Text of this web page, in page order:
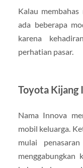
Kalau
ada beberapa
karena
perhatian pasar.
Toyota Kijang
Nama Innova
mobil keluarga.
mulai
menggabungkan